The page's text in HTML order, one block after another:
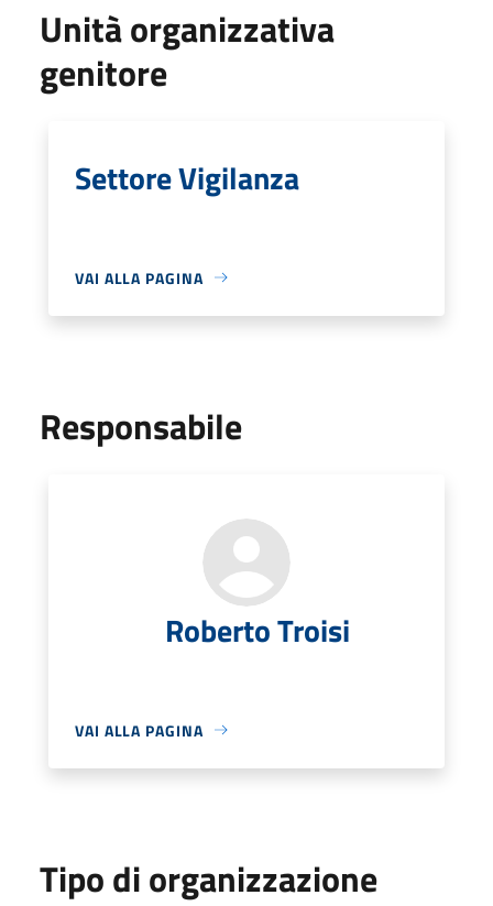
Unità organizzativa
genitore
Settore Vigilanza
VAI ALLA PAGINA
Responsabile
Roberto Troisi
VAI ALLA PAGINA
Tipo di organizzazione